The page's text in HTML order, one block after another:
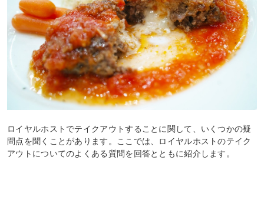
ロイヤルホストでテイクアウトすることに関して、いくつかの疑
問点を聞くことがあります。ここでは、ロイヤルホストのテイク
アウトについてのよくある質問を回答とともに紹介します。